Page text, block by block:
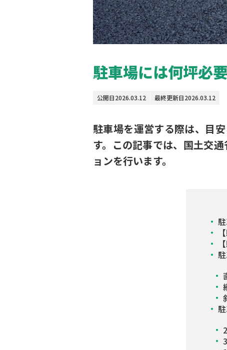
駐車場には何坪必
公開日2026.03.12 最終更新日2026.03.12
駐車場を運営する際は、目
す。この記事では、国土交
ョンを行います。